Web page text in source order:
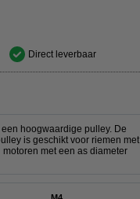
Direct leverbaar
hoogwaardige pulley. De
is geschikt voor riemen met
met een as diameter